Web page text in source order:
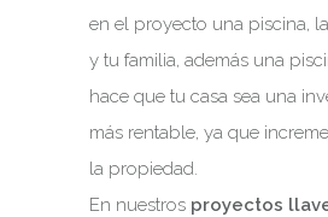
en el proyecto una piscina,
y tu familia, además una
hace que tu casa sea una
más rentable, ya que
la propiedad.
En nuestros proyectos